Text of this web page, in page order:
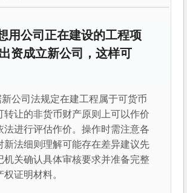
用公司正在建设的工程项
资成立新公司，这样可
新公司法规定在建工程属于可货币
转让的非货币财产原则上可以作价
法进行评估作价。操作时需注意各
新法细则理解可能存在差异建议先
机关确认具体审核要求并准备完整
证明材料。